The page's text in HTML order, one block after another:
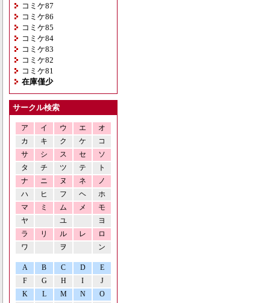
コミケ87
コミケ86
コミケ85
コミケ84
コミケ83
コミケ82
コミケ81
在庫僅少
サークル検索
ア イ ウ エ
オ
カ
キ ク ケ
コ
サ
シ ス セ
ソ
タ
チ ツ テ
ト
ナ
ニ ヌ ネ
ノ
ハ
ヒ フ ヘ
ホ
マ
ミ ム メ
モ
ヤ
ユ
ヨ
ラ
リ ル レ
ロ
ワ
ヲ ン
A B C D
E
F
G H I
J
K
L M N O